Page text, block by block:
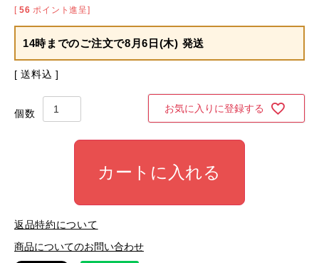
[ 56 ポイント進呈]
14時までのご注文で8月6日(木) 発送
送料込
お気に入りに登録する
カートに入れる
返品特約について
商品についてのお問い合わせ